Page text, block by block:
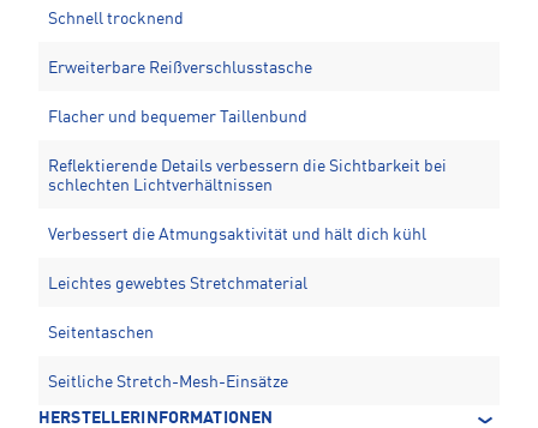
Schnell trocknend
Erweiterbare Reißverschlusstasche
Flacher und bequemer Taillenbund
Reflektierende Details verbessern die Sichtbarkeit bei
schlechten Lichtverhältnissen
Verbessert die Atmungsaktivität und hält dich kühl
Leichtes gewebtes Stretchmaterial
Seitentaschen
Seitliche Stretch-Mesh-Einsätze
HERSTELLERINFORMATIONEN